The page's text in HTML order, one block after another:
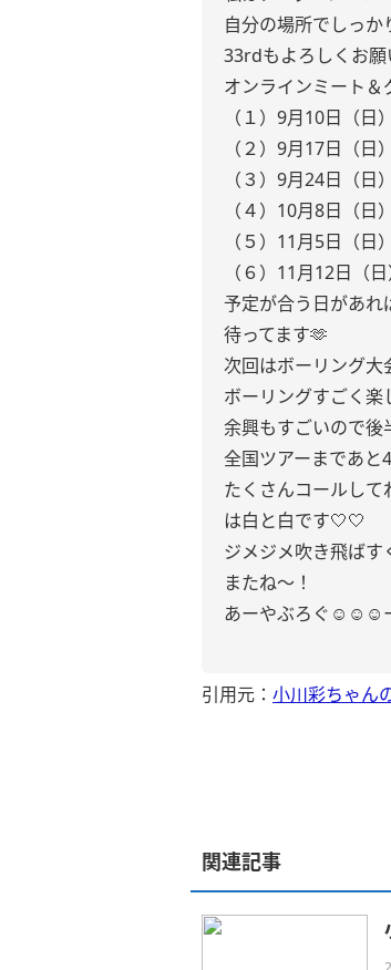
自分の場所でしっか
33rdもよろしくお願
オンラインミート＆
（１）9月10日（日）
（２）9月17日（日）
（３）9月24日（日）
（４）10月8日（日）
（５）11月5日（日）
（６）11月12日（日
予定が合う日があれ
待ってます🫶
次回はボーリング大
ボーリングすごく
余興もすごいので
全国ツアーまであと4
たくさんコールし
は白と白です🤍🤍
ジメジメ吹き飛ば
またね〜！
あーやぶろぐ☺︎☺︎☺︎
引用元： 小川彩ちゃん
関連記事